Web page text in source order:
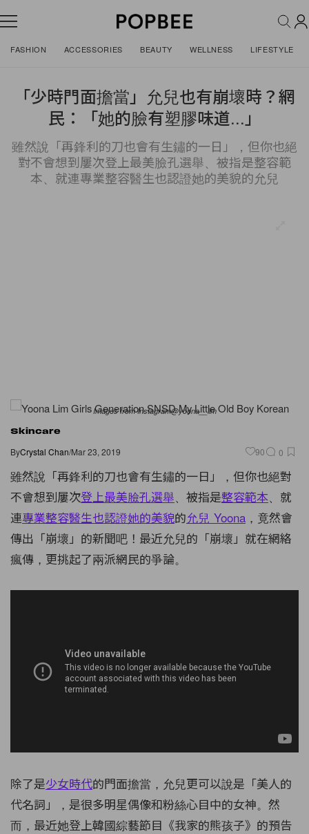
FASHION ACCESSORIES BEAUTY WELLNESS LIFESTYLE
「少時門面擔當」允兒也有崩壞時？網
民：「她的臉有塑膠味道...」
雖然說「再鋒利的刀也會有生鏽的一日」，但你也絕
對不會想到屢次登上最美臉孔選舉、被指是整容範
本、就連專業整容醫生也認證她的美貌的允兒
Images from Instagram@yoona__lim
Skincare
ByCrystal Chan/Mar 23, 2019 90 0
雖然說「再鋒利的刀也會有生鏽的一日」，但你也絕對
不會想到屢次登上最美臉孔選舉 、被指是整容範本 、就
連專業整容醫生也認證她的美貌的允兒 Yoona ，竟然會
傳出「崩壞」的新聞吧！最近允兒的「崩壞」就在網絡
瘋傳，更挑起了兩派網民的爭論。
除了是少女時代的門面擔當，允兒更可以說是「美人的
代名詞」，是很多明星偶像和粉絲心目中的女神。然
而，最近她登上韓國綜藝節目《我家的熊孩子》的預告